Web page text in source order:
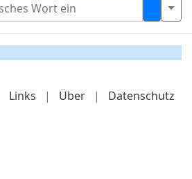
Links | Über | Datenschutz